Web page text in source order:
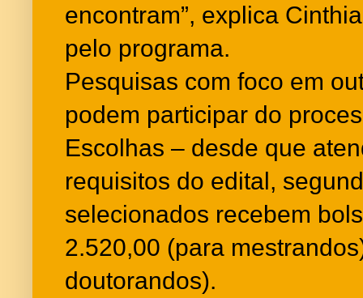
encontram”, explica
pelo programa.
Pesquisas com foco em
podem participar do
Escolhas – desde que
requisitos do edital,
selecionados recebem
2.520,00 (para
doutorandos).